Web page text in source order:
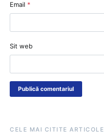
Email *
Sit web
CELE MAI CITITE ARTICOLE